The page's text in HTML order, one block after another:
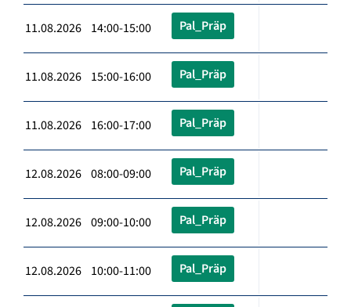
11.08.2026 14:00-15:00 Pal_Präp
11.08.2026 15:00-16:00 Pal_Präp
11.08.2026 16:00-17:00 Pal_Präp
12.08.2026 08:00-09:00 Pal_Präp
12.08.2026 09:00-10:00 Pal_Präp
12.08.2026 10:00-11:00 Pal_Präp